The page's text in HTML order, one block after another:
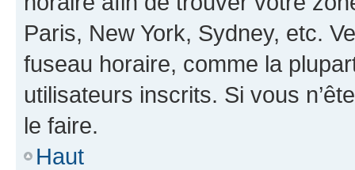
Paris, New York, Sydney, etc.
fuseau horaire, comme la
utilisateurs inscrits. Si vous
le faire.
Haut